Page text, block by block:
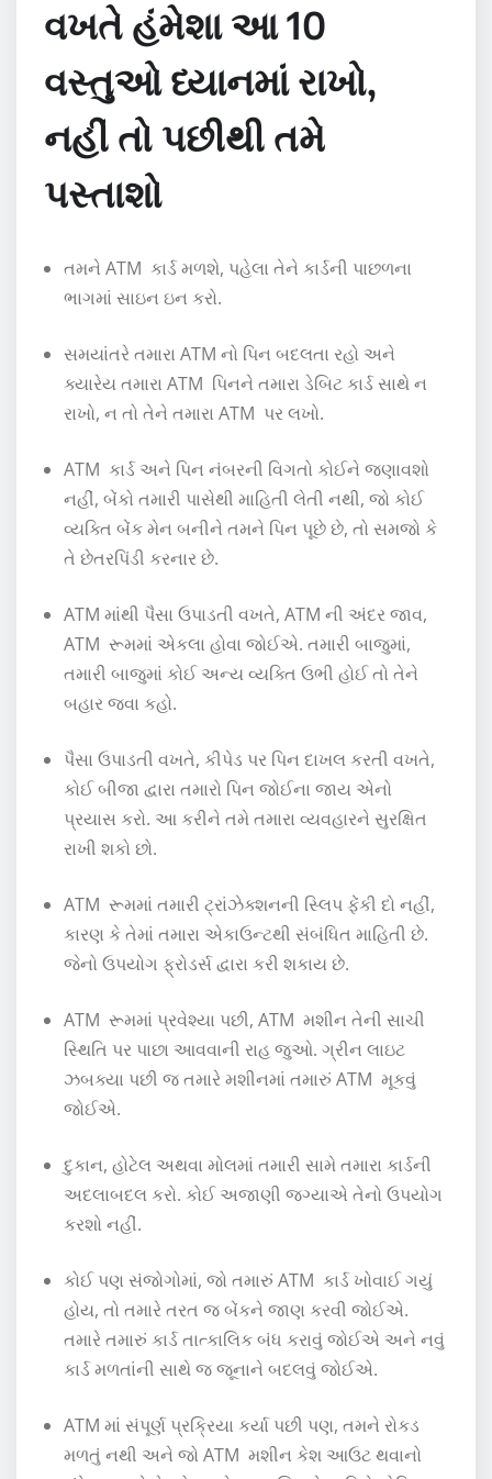
વખતે હંમેશા આ 10
વસ્તુઓ ધ્યાનમાં રાખો,
નહીં તો પછીથી તમે
પસ્તાશો
તમને ATM કાર્ડ મળશે, પહેલા તેને કાર્ડની પાછળના
ભાગમાં સાઇન ઇન કરો.
સમયાંતરે તમારા ATM નો પિન બદલતા રહો અને
ક્યારેય તમારા ATM પિનને તમારા ડેબિટ કાર્ડ સાથે ન
રાખો, ન તો તેને તમારા ATM પર લખો.
ATM કાર્ડ અને પિન નંબરની વિગતો કોઈને જણાવશો
નહીં, બેંકો તમારી પાસેથી માહિતી લેતી નથી, જો કોઈ
વ્યક્તિ બેંક મેન બનીને તમને પિન પૂછે છે, તો સમજો કે
તે છેતરપિંડી કરનાર છે.
ATM માંથી પૈસા ઉપાડતી વખતે, ATM ની અંદર જાવ,
ATM રૂમમાં એકલા હોવા જોઈએ. તમારી બાજુમાં,
તમારી બાજુમાં કોઈ અન્ય વ્યક્તિ ઉભી હોઈ તો તેને
બહાર જવા કહો.
પૈસા ઉપાડતી વખતે, કીપેડ પર પિન દાખલ કરતી વખતે,
કોઈ બીજા દ્વારા તમારો પિન જોઈના જાય એનો
પ્રયાસ કરો. આ કરીને તમે તમારા વ્યવહારને સુરક્ષિત
રાખી શકો છો.
ATM રૂમમાં તમારી ટ્રાંઝેક્શનની સ્લિપ ફેંકી દો નહીં,
કારણ કે તેમાં તમારા એકાઉન્ટથી સંબંધિત માહિતી છે.
જેનો ઉપયોગ ફ્રોડર્સ દ્વારા કરી શકાય છે.
ATM રૂમમાં પ્રવેશ્યા પછી, ATM મશીન તેની સાચી
સ્થિતિ પર પાછા આવવાની રાહ જુઓ. ગ્રીન લાઇટ
ઝબક્યા પછી જ તમારે મશીનમાં તમારું ATM મૂકવું
જોઈએ.
દુકાન, હોટેલ અથવા મોલમાં તમારી સામે તમારા કાર્ડની
અદલાબદલ કરો. કોઈ અજાણી જગ્યાએ તેનો ઉપયોગ
કરશો નહીં.
કોઈ પણ સંજોગોમાં, જો તમારું ATM કાર્ડ ખોવાઈ ગયું
હોય, તો તમારે તરત જ બેંકને જાણ કરવી જોઈએ.
તમારે તમારું કાર્ડ તાત્કાલિક બંધ કરાવું જોઈએ અને નવું
કાર્ડ મળતાંની સાથે જ જૂનાને બદલવું જોઈએ.
ATM માં ​​સંપૂર્ણ પ્રક્રિયા કર્યા પછી પણ, તમને રોકડ
મળતું નથી અને જો ATM મશીન કેશ આઉટ થવાનો